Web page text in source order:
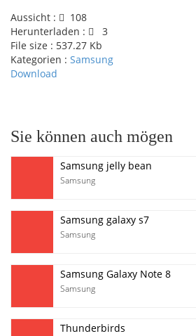
Play /
Aussicht :
108
Herunterladen :
3
File size : 537.27 Kb
Kategorien : Samsung
Download
Sie können auch mögen
Samsung jelly bean
Samsung
Samsung galaxy s7
Samsung
Samsung Galaxy Note 8
Samsung
Thunderbirds